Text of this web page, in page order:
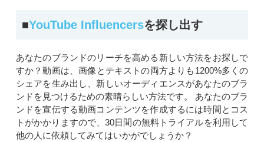
■YouTube Influencersを探し出す
あなたのブランドのリーチを高める新しい方法をお探しで
すか？動画は、画像とテキストの両方よりも1200%多くの
シェアを生み出し、新しいオーディエンスがあなたのブラ
ンドを見つけるための素晴らしい方法です。 あなたのブラ
ンドを宣伝する動画コンテンツを作成するには時間とコス
トがかかりますので、30日間の無料トライアルを利用して
他の人に依頼してみてはいかがでしょうか？